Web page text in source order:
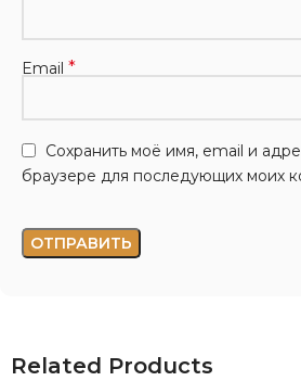
Email *
Сохранить моё имя, email и
браузере для последующих моих
Related Products